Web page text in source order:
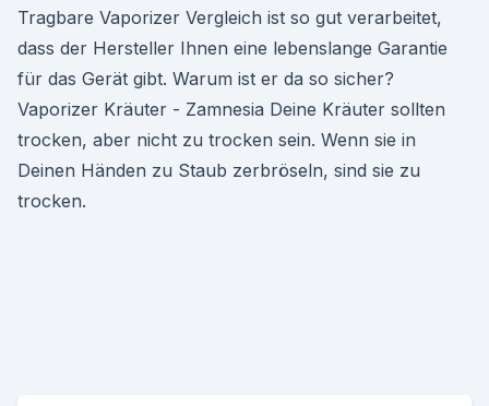
Tragbare Vaporizer Vergleich ist so gut verarbeitet,
dass der Hersteller Ihnen eine lebenslange Garantie
für das Gerät gibt. Warum ist er da so sicher?
Vaporizer Kräuter - Zamnesia Deine Kräuter sollten
trocken, aber nicht zu trocken sein. Wenn sie in
Deinen Händen zu Staub zerbröseln, sind sie zu
trocken.